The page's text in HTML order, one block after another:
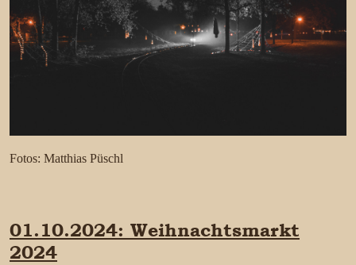
Fotos: Matthias Püschl
01.10.2024: Weihnachtsmarkt
2024